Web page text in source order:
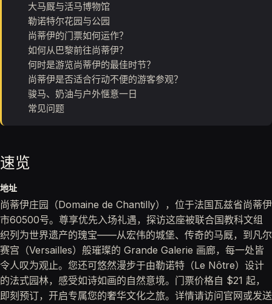
大马厩与活马博物馆
勒诺特尔花园与公园
尚蒂伊的门票如何运作？
如何从巴黎前往尚蒂伊？
何时是游览尚蒂伊的最佳时节？
尚蒂伊是否适合行动不便的游客参观？
骏马、奶油与户外惬意一日
常见问题
速览
地址
尚蒂伊庄园（Domaine de Chantilly），位于法国瓦兹省尚蒂伊
市60500号。尊享优先入场礼遇，探访这座被联合国教科文组
织列为世界遗产的瑰宝——从宏伟的城堡、传奇的马厩，到凡尔
赛宫（Versailles）般璀璨的 Grande Galerie 画廊，每一处皆
令人叹为观止。您还可悠然漫步于由勒诺特（Le Nôtre）设计
的法式园林，感受如诗如画的自然意境。门票价格自 $21 起，
即刻预订，开启专属您的奢华文化之旅。详情请访问官网或发送